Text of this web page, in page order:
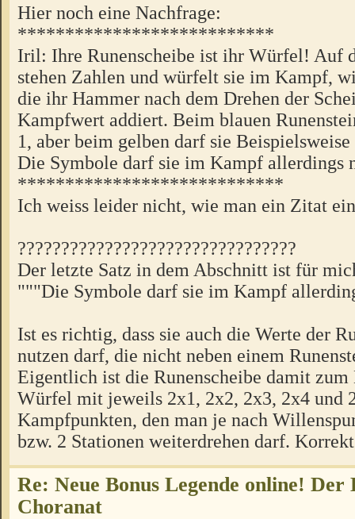
Hier noch eine Nachfrage:
***************************
Iril: Ihre Runenscheibe ist ihr Würfel! Auf
stehen Zahlen und würfelt sie im Kampf,
die ihr Hammer nach dem Drehen der
Kampfwert addiert. Beim blauen
1, aber beim gelben darf sie
Die Symbole darf sie im Kampf allerdings
****************************
Ich weiss leider nicht, wie man ein Zitat
????????????????????????????????
Der letzte Satz in dem Abschnitt ist für
"""Die Symbole darf sie im Kampf
Ist es richtig, dass sie auch die Werte der
nutzen darf, die nicht neben einem
Eigentlich ist die Runenscheibe damit
Würfel mit jeweils 2x1, 2x2, 2x3, 2x4 und
Kampfpunkten, den man je nach
bzw. 2 Stationen weiterdrehen darf.
Re: Neue Bonus Legende online! Der
Choranat